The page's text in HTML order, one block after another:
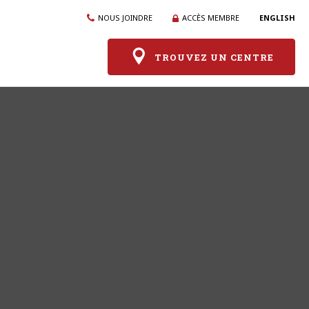
NOUS JOINDRE ACCÈS MEMBRE ENGLISH
TROUVEZ UN CENTRE